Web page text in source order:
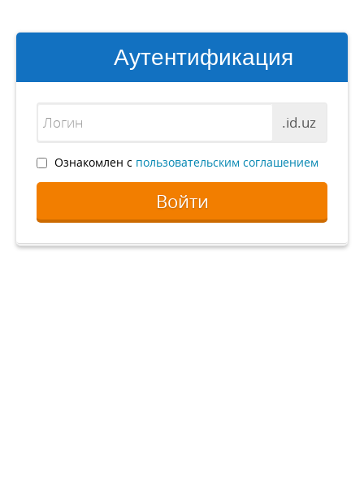
Аутентификация
.id.uz
Ознакомлен с пользовательским соглашением
Войти